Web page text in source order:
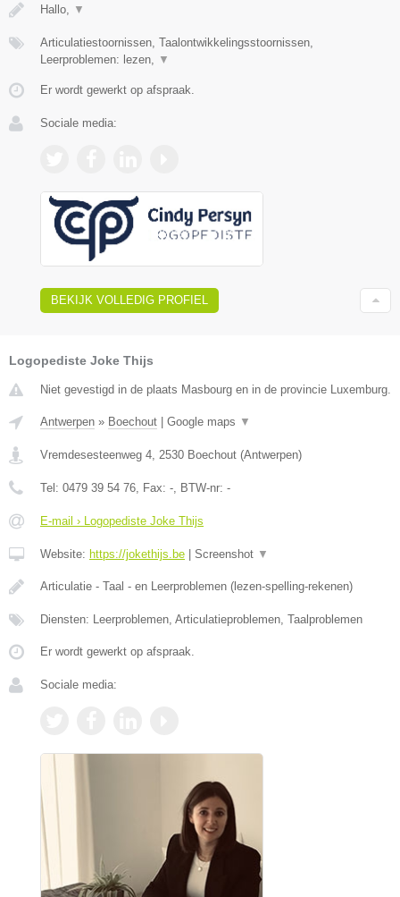
Hallo, ▼
Articulatiestoornissen, Taalontwikkelingsstoornissen,
Leerproblemen: lezen,
▼
Er wordt gewerkt op afspraak.
Sociale media:
BEKIJK VOLLEDIG PROFIEL
Logopediste Joke Thijs
Niet gevestigd in de plaats Masbourg en in de provincie Luxemburg.
Antwerpen » Boechout Google maps ▼
Vremdesesteenweg 4, 2530 Boechout (Antwerpen)
Tel: 0479 39 54 76, Fax: -, BTW-nr: -
E-mail › Logopediste Joke Thijs
Website: https://jokethijs.be Screenshot ▼
Articulatie - Taal - en Leerproblemen (lezen-spelling-rekenen)
Diensten: Leerproblemen, Articulatieproblemen, Taalproblemen
Er wordt gewerkt op afspraak.
Sociale media: